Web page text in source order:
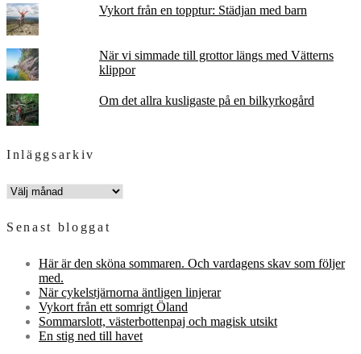
Vykort från en topptur: Städjan med barn
När vi simmade till grottor längs med Vätterns
klippor
Om det allra kusligaste på en bilkyrkogård
Inläggsarkiv
INLÄGGSARKIV
Senast bloggat
Här är den sköna sommaren. Och vardagens skav som följer
med.
När cykelstjärnorna äntligen linjerar
Vykort från ett somrigt Öland
Sommarslott, västerbottenpaj och magisk utsikt
En stig ned till havet